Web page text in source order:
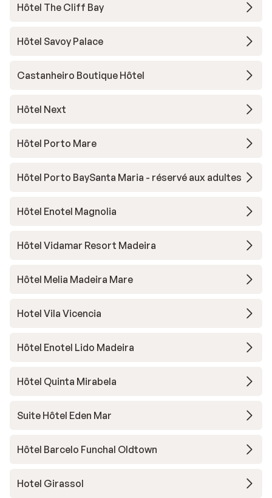
Hôtel The Cliff Bay
Hôtel Savoy Palace
Castanheiro Boutique Hôtel
Hôtel Next
Hôtel Porto Mare
Hôtel Porto BaySanta Maria - réservé aux adultes
Hôtel Enotel Magnolia
Hôtel Vidamar Resort Madeira
Hôtel Melia Madeira Mare
Hotel Vila Vicencia
Hôtel Enotel Lido Madeira
Hôtel Quinta Mirabela
Suite Hôtel Eden Mar
Hôtel Barcelo Funchal Oldtown
Hotel Girassol